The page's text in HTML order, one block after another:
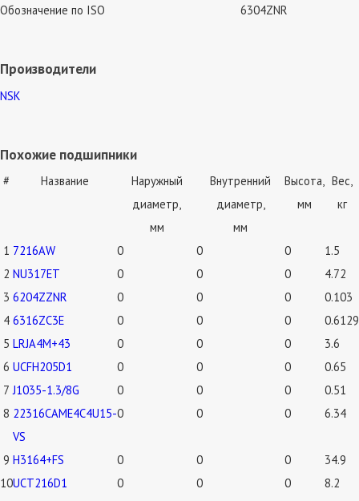
Обозначение по ISO
6304ZNR
Производители
NSK
Похожие подшипники
# Название
Наружный
диаметр,
мм
Внутренний
диаметр,
мм
Высота,
мм
Вес,
кг
1 7216AW 0 0 0
1.5
2 NU317ET 0 0 0
4.72
3 6204ZZNR 0 0 0
0.103
4 6316ZC3E 0 0 0
0.6129
5 LRJA4M+43 0 0 0
3.6
6 UCFH205D1 0 0 0
0.65
7 J1035-1.3/8G 0 0 0
0.51
8 22316CAME4C4U15-
VS
0 0 0 6.34
9 H3164+FS 0 0 0
34.9
10UCT216D1 0 0 0 8.2